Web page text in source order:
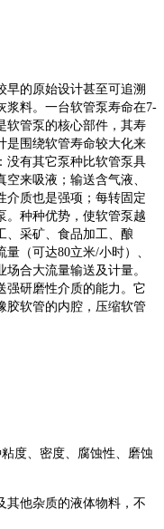
早的原始设计甚至可追溯
浆料。一台软管泵寿命在7-
软管泵的核心部件，其寿
是围绕软管寿命较大化来
没有其它泵种比软管泵具
来吸液；输送含气液、
介质也是强项；每转固定
。种种优势，使软管泵越
、采矿、食品加工、酿
（可达80立米/小时）、
合大流量输送及计量。
强研磨性介质的能力。它
胶软管的内腔，压缩软管
度、密度、腐蚀性、磨蚀
其他杂质的液体物料，不